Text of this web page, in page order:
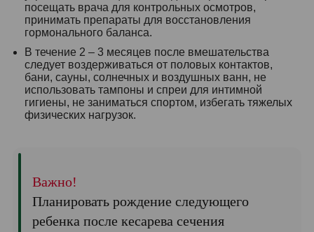
посещать врача для контрольных осмотров,
принимать препараты для восстановления
гормонального баланса.
В течение 2 – 3 месяцев после вмешательства
следует воздерживаться от половых контактов,
бани, сауны, солнечных и воздушных ванн, не
использовать тампоны и спреи для интимной
гигиены, не заниматься спортом, избегать тяжелых
физических нагрузок.
Важно!
Планировать рождение следующего
ребенка после кесарева сечения